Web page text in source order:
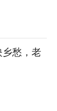
乡愁，老